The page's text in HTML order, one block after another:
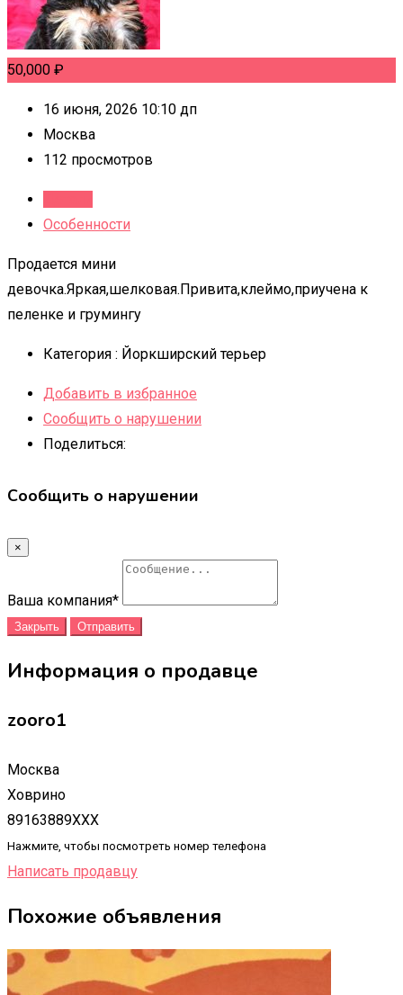
50,000 ₽
16 июня, 2026 10:10 дп
Москва
112 просмотров
Особенности
Продается мини
девочка.Яркая,шелковая.Привита,клеймо,приучена к
пеленке и грумингу
Категория : Йоркширский терьер
Добавить в избранное
Сообщить о нарушении
Поделиться:
Сообщить о нарушении
×
Ваша компания*
Закрыть Отправить
Информация о продавце
zooro1
Москва
Ховрино
89163889XXX
Нажмите, чтобы посмотреть номер телефона
Написать продавцу
Похожие объявления